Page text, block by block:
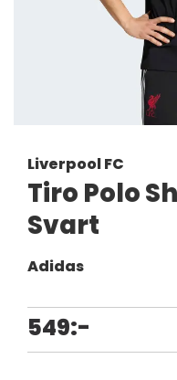
Liverpool FC
Tiro Polo
Svart
Adidas
549:-